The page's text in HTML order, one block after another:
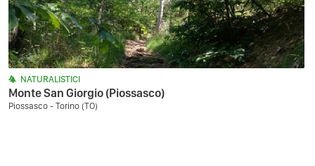
NATURALISTICI
Monte San Giorgio (Piossasco)
Piossasco - Torino (TO)